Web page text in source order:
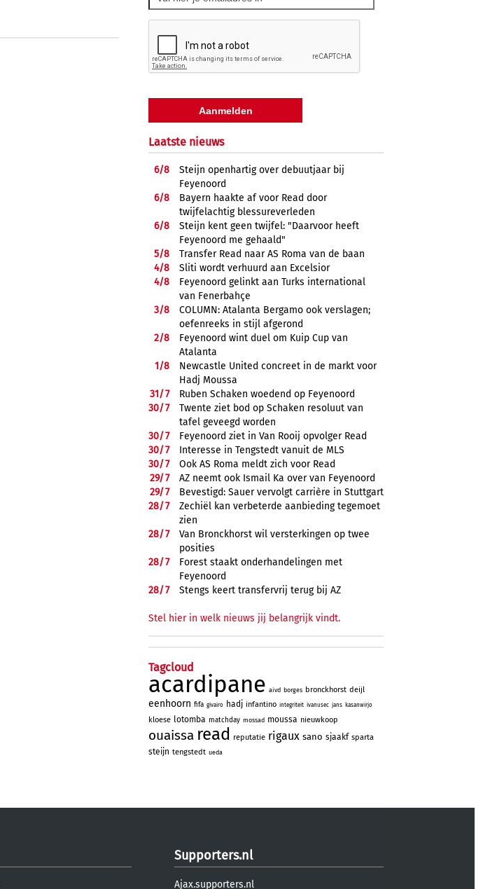
Laatste nieuws
6/8
Steijn openhartig over debuutjaar bij
Feyenoord
6/8
Bayern haakte af voor Read door
twijfelachtig blessureverleden
6/8
Steijn kent geen twijfel: "Daarvoor heeft
Feyenoord me gehaald"
5/8
Transfer Read naar AS Roma van de baan
4/8
Sliti wordt verhuurd aan Excelsior
4/8
Feyenoord gelinkt aan Turks international
van Fenerbahçe
3/8
COLUMN: Atalanta Bergamo ook verslagen;
oefenreeks in stijl afgerond
2/8
Feyenoord wint duel om Kuip Cup van
Atalanta
1/8
Newcastle United concreet in de markt voor
Hadj Moussa
31/7
Ruben Schaken woedend op Feyenoord
30/7
Twente ziet bod op Schaken resoluut van
tafel geveegd worden
30/7
Feyenoord ziet in Van Rooij opvolger Read
30/7
Interesse in Tengstedt vanuit de MLS
30/7
Ook AS Roma meldt zich voor Read
29/7
AZ neemt ook Ismail Ka over van Feyenoord
29/7
Bevestigd: Sauer vervolgt carrière in Stuttgart
28/7
Zechiël kan verbeterde aanbieding tegemoet
zien
28/7
Van Bronckhorst wil versterkingen op twee
posities
28/7
Forest staakt onderhandelingen met
Feyenoord
28/7 Stengs keert transfervrij terug bij AZ
Stel hier in welk nieuws jij belangrijk vindt.
Tagcloud
acardipane aivd borges bronckhorst deijl
eenhoorn fifa givairo hadj infantino integriteit ivanusec jans kasanwirjo
kloese lotomba matchday mossad moussa nieuwkoop
ouaissa read reputatie rigaux sano sjaakf sparta
steijn tengstedt ueda
Supporters.nl
Ajax.supporters.nl